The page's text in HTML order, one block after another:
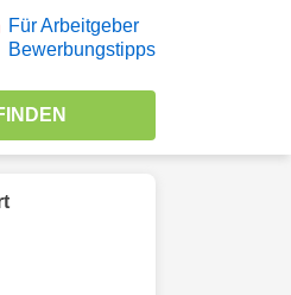
Für Arbeitgeber
Bewerbungstipps